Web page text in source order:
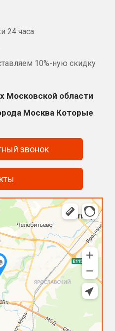
24 часа
10%-ную скидку
Московской области
Москва Которые
Заказать обратный звонок